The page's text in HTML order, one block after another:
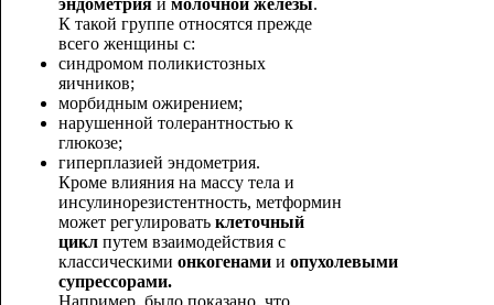
эндометрия и молочной железы.
К такой группе относятся прежде
всего женщины с:
синдромом поликистозных
яичников;
морбидным ожирением;
нарушенной толерантностью к
глюкозе;
гиперплазией эндометрия.
Кроме влияния на массу тела и
инсулинорезистентность, метформин
может регулировать клеточный
циклпутем взаимодействия с
классическими онкогенамии опухолевыми
супрессорами.
Например, было показано, что